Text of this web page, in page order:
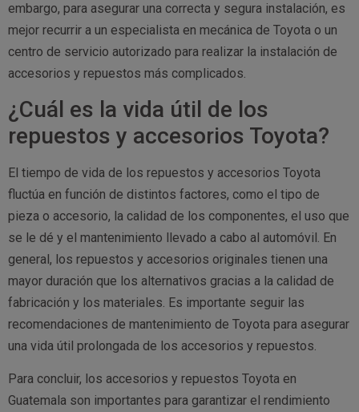
embargo, para asegurar una correcta y segura instalación, es
mejor recurrir a un especialista en mecánica de Toyota o un
centro de servicio autorizado para realizar la instalación de
accesorios y repuestos más complicados.
¿Cuál es la vida útil de los
repuestos y accesorios Toyota?
El tiempo de vida de los repuestos y accesorios Toyota
fluctúa en función de distintos factores, como el tipo de
pieza o accesorio, la calidad de los componentes, el uso que
se le dé y el mantenimiento llevado a cabo al automóvil. En
general, los repuestos y accesorios originales tienen una
mayor duración que los alternativos gracias a la calidad de
fabricación y los materiales. Es importante seguir las
recomendaciones de mantenimiento de Toyota para asegurar
una vida útil prolongada de los accesorios y repuestos.
Para concluir, los accesorios y repuestos Toyota en
Guatemala son importantes para garantizar el rendimiento